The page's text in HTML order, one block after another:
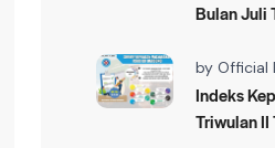
Bulan Juli
by Official
Indeks
Triwulan